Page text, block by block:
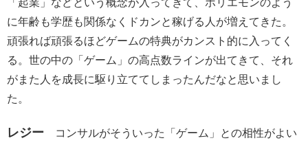
に年齢も学歴も関係なくドカンと稼げる人が増えてきた。
頑張れば頑張るほどゲームの特典がカンスト的に入ってく
る。世の中の「ゲーム」の高点数ラインが出てきて、それ
がまた人を成長に駆り立ててしまったんだなと思いまし
た。
レジー コンサルがそういった「ゲーム」との相性がよい